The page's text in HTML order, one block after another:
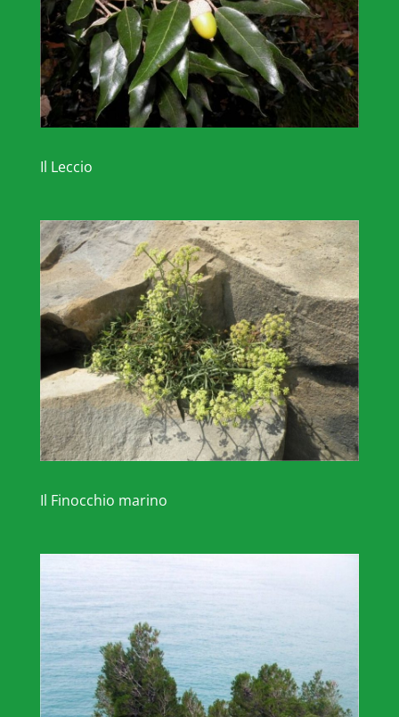
Il Leccio
Il Finocchio marino